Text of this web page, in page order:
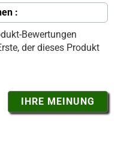
:
Bewertungen
der dieses Produkt
IHRE MEINUNG